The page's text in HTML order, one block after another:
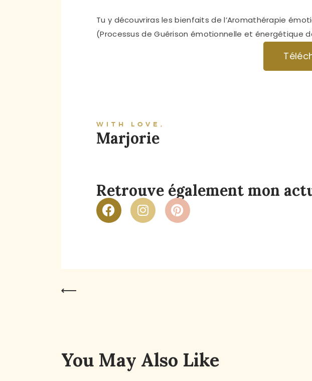
Tu y découvriras les bienfaits de l’Aromathérapie
(Processus de Guérison émotionnelle et énergétique
WITH LOVE,
Marjorie
Retrouve également mon
You May Also Like